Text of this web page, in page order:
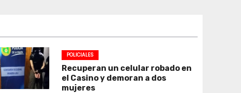
POLICIALES
Recuperan un celular robado en
el Casino y demoran a dos
mujeres